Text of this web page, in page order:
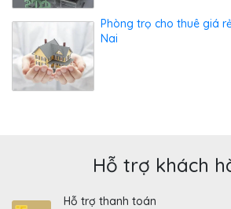
Phòng trọ cho thuê giá
Nai
Hỗ trợ khách
Hỗ trợ thanh toán